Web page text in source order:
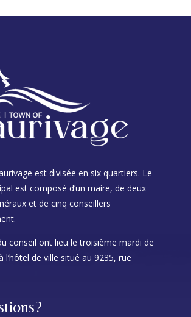
est divisée en six quartiers. Le
est composé d’un maire, de deux
et de cinq conseillers
conseil ont lieu le troisième mardi de
l’hôtel de ville situé au 9235, rue